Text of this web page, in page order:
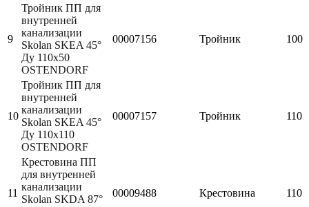
9
Тройник ПП для
внутренней
канализации
Skolan SKEA 45°
Ду 110х50
OSTENDORF
00007156 Тройник 100
10
Тройник ПП для
внутренней
канализации
Skolan SKEA 45°
Ду 110х110
OSTENDORF
00007157 Тройник 110
11
Крестовина ПП
для внутренней
канализации
Skolan SKDA 87°
00009488 Крестовина 110